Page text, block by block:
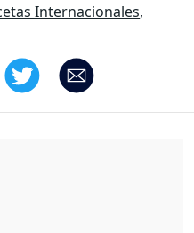
Internacionales,